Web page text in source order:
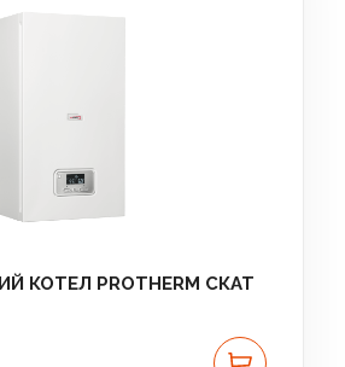
КОТЕЛ PROTHERM СКАТ